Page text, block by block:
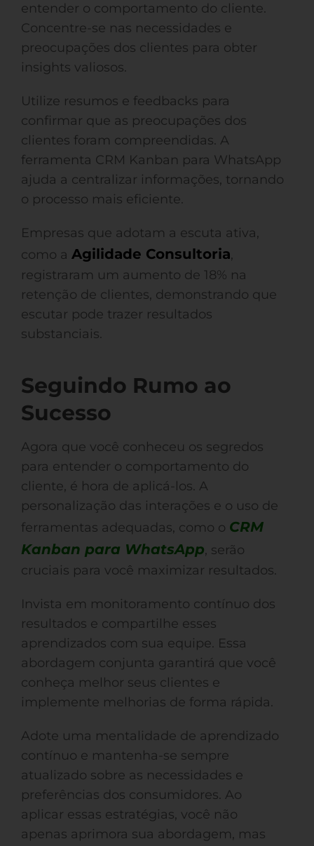
entender o comportamento do cliente.
Concentre-se nas necessidades e
preocupações dos clientes para obter
insights valiosos.
Utilize resumos e feedbacks para
confirmar que as preocupações dos
clientes foram compreendidas. A
ferramenta CRM Kanban para WhatsApp
ajuda a centralizar informações, tornando
o processo mais eficiente.
Empresas que adotam a escuta ativa,
como a Agilidade Consultoria,
registraram um aumento de 18% na
retenção de clientes, demonstrando que
escutar pode trazer resultados
substanciais.
Seguindo Rumo ao
Sucesso
Agora que você conheceu os segredos
para entender o comportamento do
cliente, é hora de aplicá-los. A
personalização das interações e o uso de
ferramentas adequadas, como o CRM
Kanban para WhatsApp, serão
cruciais para você maximizar resultados.
Invista em monitoramento contínuo dos
resultados e compartilhe esses
aprendizados com sua equipe. Essa
abordagem conjunta garantirá que você
conheça melhor seus clientes e
implemente melhorias de forma rápida.
Adote uma mentalidade de aprendizado
contínuo e mantenha-se sempre
atualizado sobre as necessidades e
preferências dos consumidores. Ao
aplicar essas estratégias, você não
apenas aprimora sua abordagem, mas